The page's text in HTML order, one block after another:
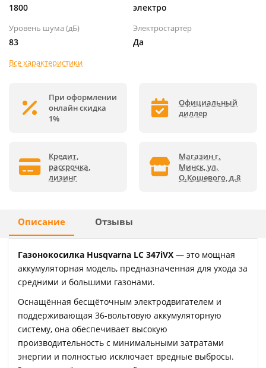
1800 электро
Уровень шума (дБ)
83
Электростартер
Да
Все характеристики
При оформлении
онлайн скидка
1%
Официальный
диллер
Кредит,
рассрочка,
лизинг
Магазин г.
Минск, ул.
О.Кошевого, д.8
Описание Отзывы
Газонокосилка Husqvarna LC 347iVX — это мощная
аккумуляторная модель, предназначенная для ухода за
средними и большими газонами.
Оснащённая бесщёточным электродвигателем и
поддерживающая 36-вольтовую аккумуляторную
систему, она обеспечивает высокую
производительность с минимальными затратами
энергии и полностью исключает вредные выбросы.